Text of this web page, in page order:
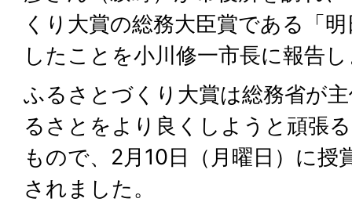
くり大賞の総務大臣賞である「
したことを小川修一市長に報告
ふるさとづくり大賞は総務省が
るさとをより良くしようと頑張
もので、2月10日（月曜日）に授
されました。